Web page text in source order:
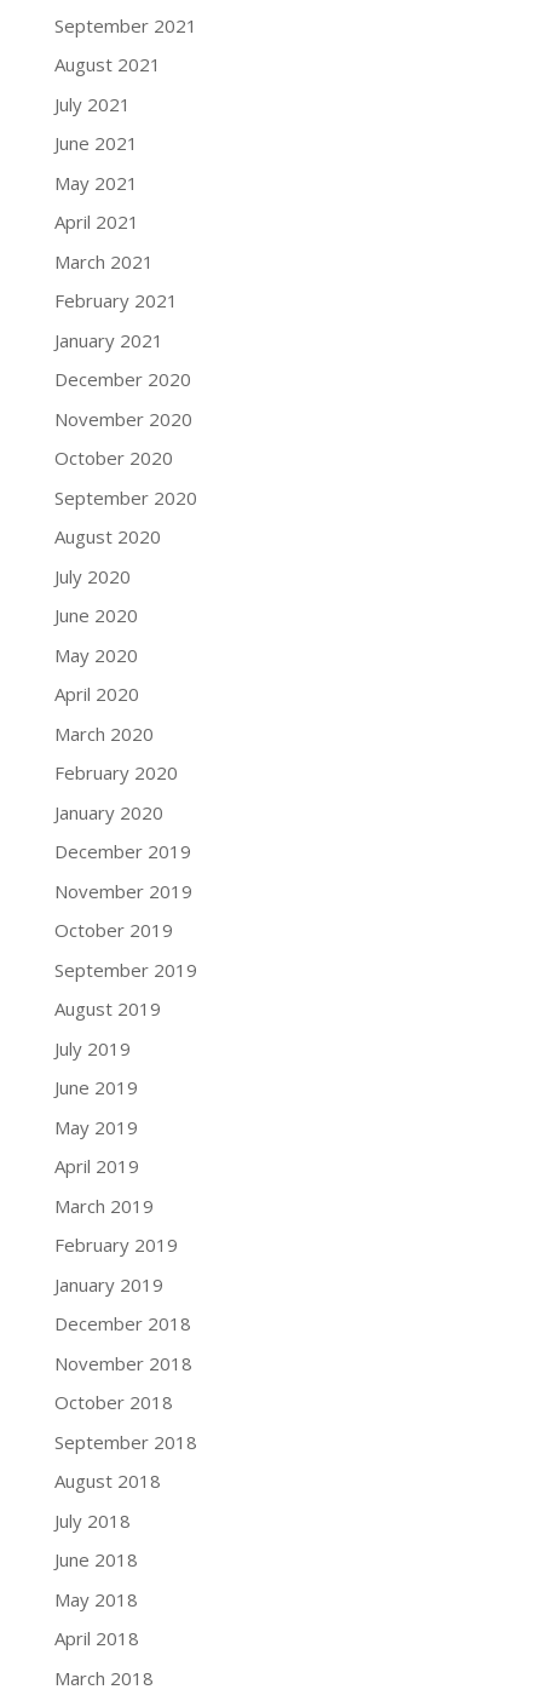
September 2021
August 2021
July 2021
June 2021
May 2021
April 2021
March 2021
February 2021
January 2021
December 2020
November 2020
October 2020
September 2020
August 2020
July 2020
June 2020
May 2020
April 2020
March 2020
February 2020
January 2020
December 2019
November 2019
October 2019
September 2019
August 2019
July 2019
June 2019
May 2019
April 2019
March 2019
February 2019
January 2019
December 2018
November 2018
October 2018
September 2018
August 2018
July 2018
June 2018
May 2018
April 2018
March 2018